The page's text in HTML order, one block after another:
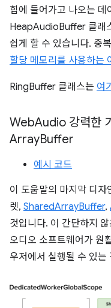
힙에 들어가고 나오는
HeapAudioBuffer 클래
쉽게 할 수 있습니다. 중
할당 메모리를 사용하는
RingBuffer 클래스는 여기
WebAudio 강력한
ArrayBuffer
예시 코드
이 도움말의 마지막 디
렛, SharedArrayBuffer,
것입니다. 이 간단하지
오디오 소프트웨어가 원
우저에서 실행될 수 있는